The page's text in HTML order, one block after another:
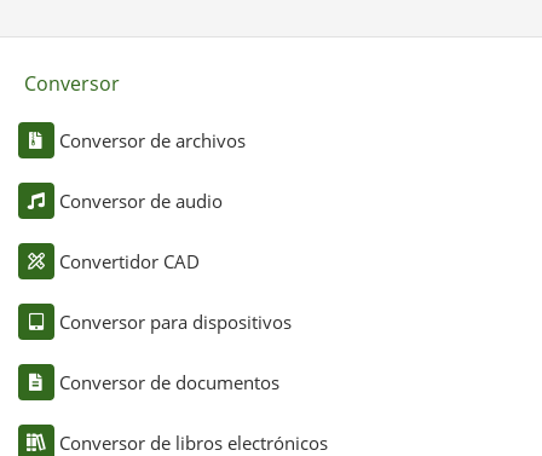
Conversor
Conversor de archivos
Conversor de audio
Convertidor CAD
Conversor para dispositivos
Conversor de documentos
Conversor de libros electrónicos